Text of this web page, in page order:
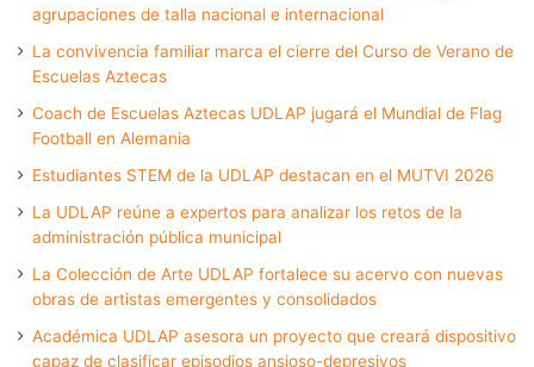
agrupaciones de talla nacional e internacional
La convivencia familiar marca el cierre del Curso de Verano de
Escuelas Aztecas
Coach de Escuelas Aztecas UDLAP jugará el Mundial de Flag
Football en Alemania
Estudiantes STEM de la UDLAP destacan en el MUTVI 2026
La UDLAP reúne a expertos para analizar los retos de la
administración pública municipal
La Colección de Arte UDLAP fortalece su acervo con nuevas
obras de artistas emergentes y consolidados
Académica UDLAP asesora un proyecto que creará dispositivo
capaz de clasificar episodios ansioso-depresivos